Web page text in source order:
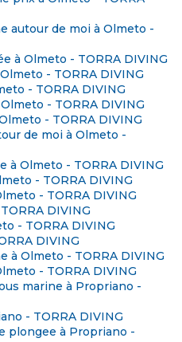
autour de moi à Olmeto -
à Olmeto - TORRA DIVING
- TORRA DIVING
- TORRA DIVING
- TORRA DIVING
- TORRA DIVING
de moi à Olmeto -
à Olmeto - TORRA DIVING
- TORRA DIVING
- TORRA DIVING
DIVING
- TORRA DIVING
DIVING
à Olmeto - TORRA DIVING
- TORRA DIVING
marine à Propriano -
- TORRA DIVING
plongee à Propriano -